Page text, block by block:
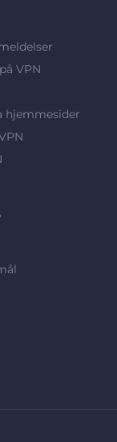
VPN
hjemmesider